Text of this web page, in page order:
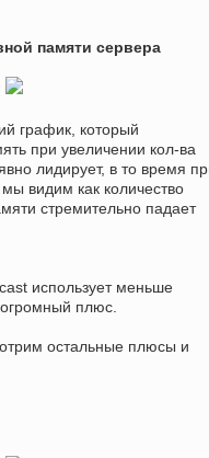
памяти сервера
график, который
при увеличении кол-ва
лидирует, в то время
видим как количество
стремительно падает
использует меньше
плюс.
остальные плюсы и